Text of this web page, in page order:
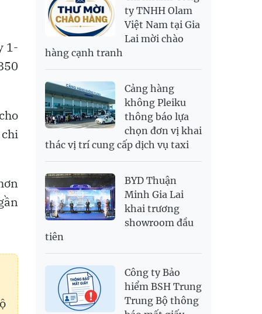
1-
RUB
307.79
340.71
SAR
6,944.19
7,243.07
2,709.1
2,823.98
SGD
USD
26,010 26,040 26,420
ty TNHH Olam
Việt Nam tại Gia
Lai mời chào
hàng cạnh tranh
Cảng hàng
không Pleiku
thông báo lựa
chọn đơn vị khai
thác vị trí cung cấp dịch vụ taxi
BYD Thuận
Minh Gia Lai
khai trương
showroom đầu
tiên
Công ty Bảo
hiểm BSH Trung
Trung Bộ thông